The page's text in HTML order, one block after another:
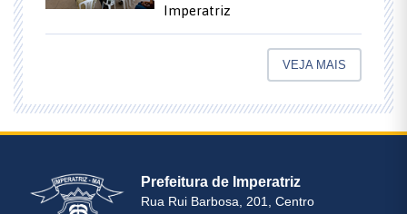
Imperatriz
VEJA MAIS
Prefeitura de Imperatriz
Rua Rui Barbosa, 201, Centro